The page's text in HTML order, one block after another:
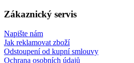
Zákaznický servis
Napište nám
Jak reklamovat zboží
Odstoupení od kupní smlouvy
Ochrana osobních údajů